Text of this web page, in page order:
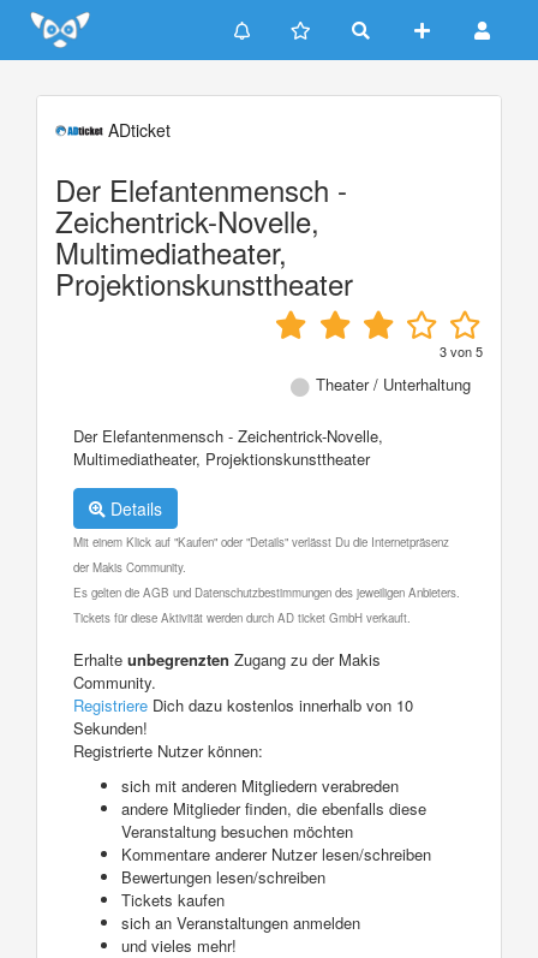
Update cookies preferences
ADticket
Der Elefantenmensch -
Zeichentrick-Novelle,
Multimediatheater,
Projektionskunsttheater
3von5
Theater / Unterhaltung
Der Elefantenmensch - Zeichentrick-Novelle,
Multimediatheater, Projektionskunsttheater
Details
Mit einem Klick auf "Kaufen" oder "Details" verlässt Du die Internetpräsenz
der Makis Community.
Es gelten die AGB und Datenschutzbestimmungen des jeweiligen Anbieters.
Tickets für diese Aktivität werden durch AD ticket GmbH verkauft.
Erhalte unbegrenzten Zugang zu der Makis
Community.
Registriere Dich dazu kostenlos innerhalb von 10
Sekunden!
Registrierte Nutzer können:
sich mit anderen Mitgliedern verabreden
andere Mitglieder finden, die ebenfalls diese
Veranstaltung besuchen möchten
Kommentare anderer Nutzer lesen/schreiben
Bewertungen lesen/schreiben
Tickets kaufen
sich an Veranstaltungen anmelden
und vieles mehr!